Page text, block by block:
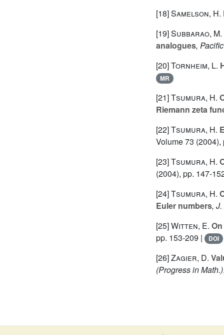
[18]Samelson, H.
[19]Subbarao,
analogues,
[20]Tornheim, L.
MR
[21]Tsumura, H.
Riemann zeta
[22]Tsumura, H.
Volume 73
[23]Tsumura, H.
(2004), pp. 147-
[24]Tsumura, H.
Euler numbers,
[25]Witten, E.
pp. 153-209 |
DOI
[26]Zagier, D.
(Progress in Math.)